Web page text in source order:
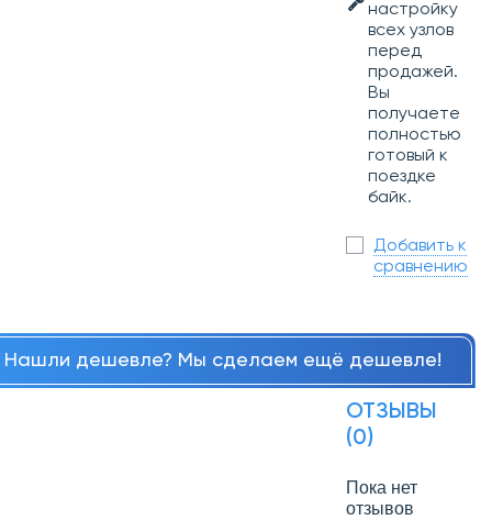
настройку
всех узлов
перед
продажей.
Вы
получаете
полностью
готовый к
поездке
байк.
Добавить к
сравнению
Нашли дешевле? Мы сделаем ещё дешевле!
ОТЗЫВЫ
(0)
Пока нет
отзывов